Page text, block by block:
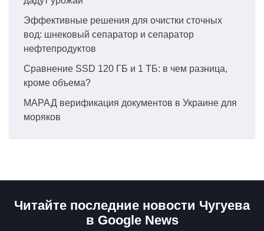
Эффективные решения для очистки сточных
вод: шнековый сепаратор и сепаратор
нефтепродуктов
Сравнение SSD 120 ГБ и 1 ТБ: в чем разница,
кроме объема?
МАРАД верификация документов в Украине для
моряков
Читайте последние новости Чугуева
в Google News